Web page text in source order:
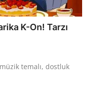
K-On! Tarzı
temalı, dostluk